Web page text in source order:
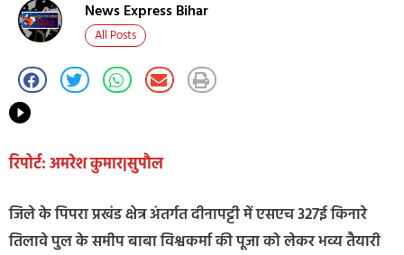
News Express Bihar
All Posts
रिपोर्ट: अमरेश कुमार|सुपौल
जिले के पिपरा प्रखंड क्षेत्र अंतर्गत दीनापट्टी में एसएच 327ई किनारे
तिलावे पुल के समीप बाबा विश्वकर्मा की पूजा को लेकर भव्य तैयारी